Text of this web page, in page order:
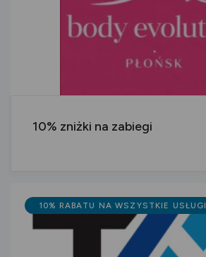
10% zniżki na zabiegi
10% RABATU NA WSZYSTKIE USŁUGI